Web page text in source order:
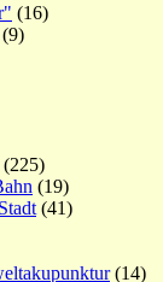
(16)
(9)
(225)
(19)
(41)
(14)